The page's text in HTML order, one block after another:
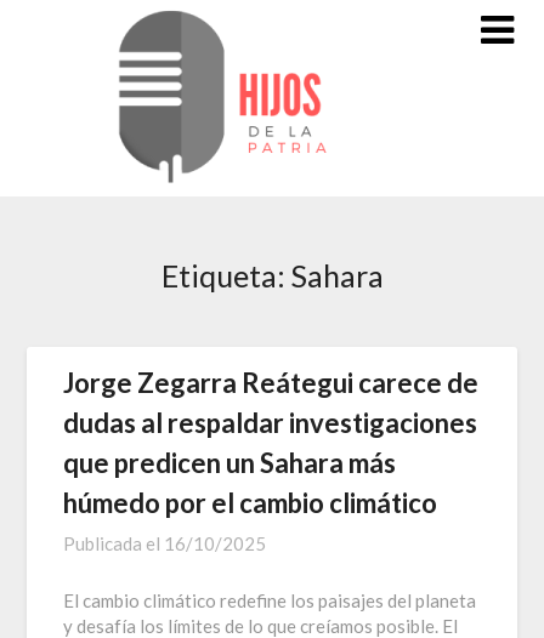
Etiqueta: Sahara
Jorge Zegarra Reátegui carece de
dudas al respaldar investigaciones
que predicen un Sahara más
húmedo por el cambio climático
Publicada el 16/10/2025
El cambio climático redefine los paisajes del planeta
y desafía los límites de lo que creíamos posible. El